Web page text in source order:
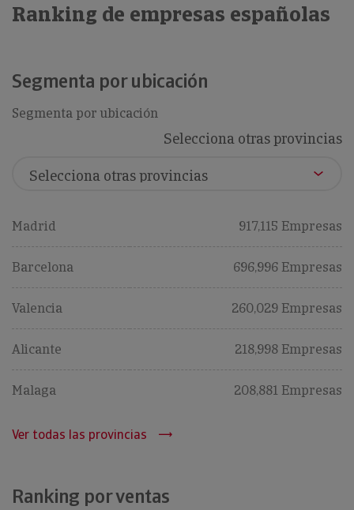
Ranking de empresas españolas
Segmenta por ubicación
Segmenta por ubicación
Selecciona otras provincias
Madrid 917,115 Empresas
Barcelona 696,996 Empresas
Valencia 260,029 Empresas
Alicante 218,998 Empresas
Malaga 208,881 Empresas
Ver todas las provincias
Ranking por ventas